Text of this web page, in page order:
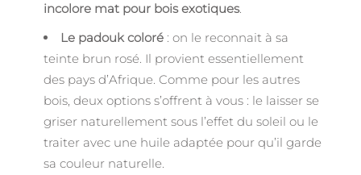
incolore mat pour bois exotiques.
Le padouk coloré : on le reconnait à sa
teinte brun rosé. Il provient essentiellement
des pays d’Afrique. Comme pour les autres
bois, deux options s’offrent à vous : le laisser se
griser naturellement sous l’effet du soleil ou le
traiter avec une huile adaptée pour qu’il garde
sa couleur naturelle.